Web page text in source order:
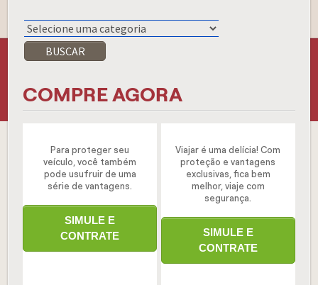
BUSCAR
COMPRE AGORA
Para proteger seu
veículo, você também
pode usufruir de uma
série de vantagens.
SIMULE E
CONTRATE
Viajar é uma delícia! Com
proteção e vantagens
exclusivas, fica bem
melhor, viaje com
segurança.
SIMULE E
CONTRATE